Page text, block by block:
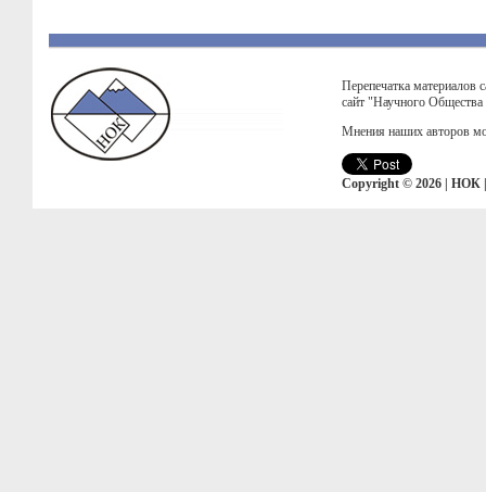
Перепечатка материалов
сайт "Научного
Мнения наших авторов
Copyright © 2026 | НОК